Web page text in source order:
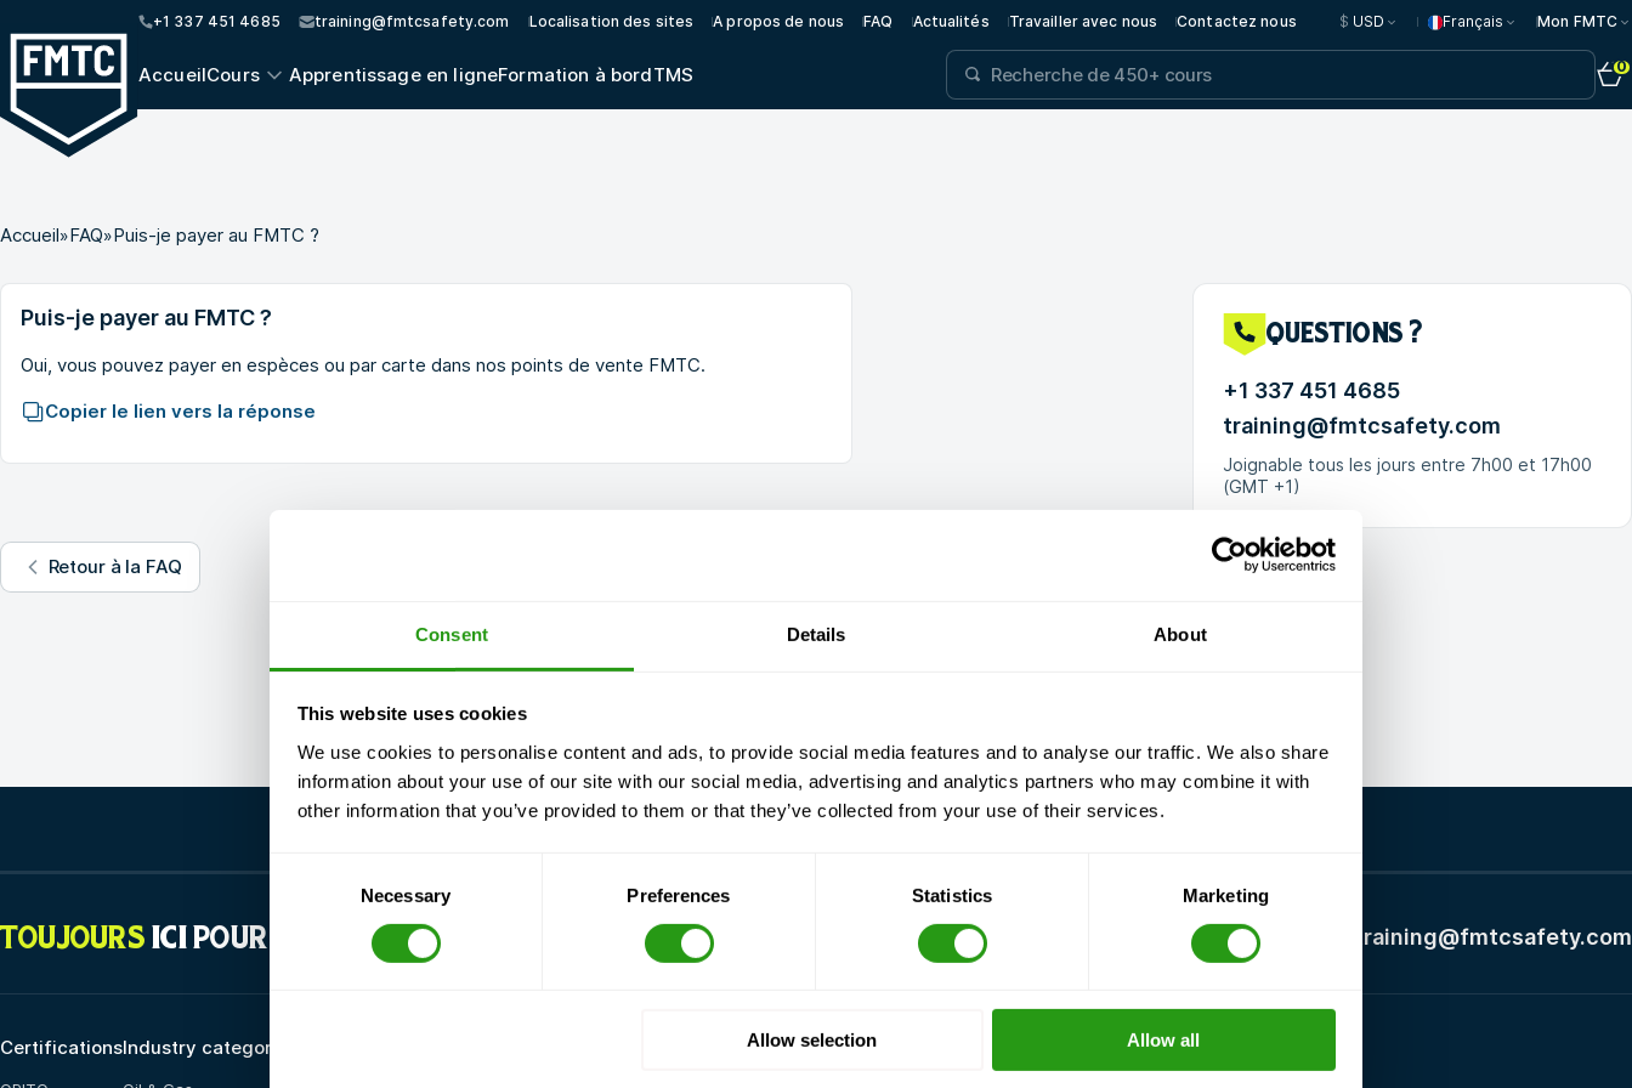
Consent Details About
This website uses cookies
We use cookies to personalise content and ads, to provide social media features and to analyse our traffic. We also share
information about your use of our site with our social media, advertising and analytics partners who may combine it with
other information that you’ve provided to them or that they’ve collected from your use of their services.
Necessary Preferences Statistics Marketing
Allow selection Allow all
+1 337 451 4685 training@fmtcsafety.com Localisation des sites A propos de nous FAQ Actualités Travailler avec nous Contactez nous $ USD Français Mon FMTC
AccueilCours Apprentissage en ligneFormation à bordTMS 0
Accueil»FAQ»Puis-je payer au FMTC ?
Puis-je payer au FMTC ?
Oui, vous pouvez payer en espèces ou par carte dans nos points de vente FMTC.
Copier le lien vers la réponse
Retour à la FAQ
questions ?
+1 337 451 4685
training@fmtcsafety.com
Joignable tous les jours entre 7h00 et 17h00
(GMT +1)
TOUJOURS ICI POUR VOUS +1 337 451 4685 training@fmtcsafety.com
CertificationsIndustry categories Localisation des sites Certifications